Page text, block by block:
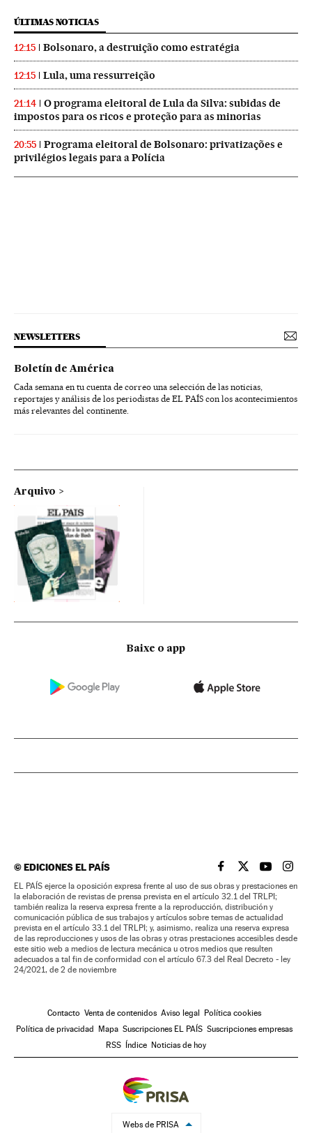
ÚLTIMAS NOTICIAS
12:15 Bolsonaro, a destruição como estratégia
12:15 Lula, uma ressurreição
21:14
O programa eleitoral de Lula da Silva: subidas de
impostos para os ricos e proteção para as minorias
20:55
Programa eleitoral de Bolsonaro: privatizações e
privilégios legais para a Polícia
NEWSLETTERS
Boletín de América
Cada semana en tu cuenta de correo una selección de las noticias,
reportajes y análisis de los periodistas de EL PAÍS con los acontecimientos
más relevantes del continente.
Arquivo
Baixe o app
©EDICIONES EL PAÍS EL PAÍS BRASIL EN
EL PAÍSEL PAÍS
EL
EL PAÍS ejerce la oposición expresa frente al uso de sus obras y prestaciones en
la elaboración de revistas de prensa prevista en el artículo 32.1 del TRLPI;
también realiza la reserva expresa frente a la reproducción, distribución y
comunicación pública de sus trabajos y artículos sobre temas de actualidad
prevista en el artículo 33.1 del TRLPI; y, asimismo, realiza una reserva expresa
de las reproducciones y usos de las obras y otras prestaciones accesibles desde
este sitio web a medios de lectura mecánica u otros medios que resulten
adecuados a tal fin de conformidad con el artículo 67.3 del Real Decreto - ley
24/2021, de 2 de noviembre
Contacto Venta de contenidos Aviso legal
Política cookies
Política de privacidad
Mapa Suscripciones EL PAÍS Suscripciones empresas
RSS
Índice Noticias de hoy
Webs de PRISA